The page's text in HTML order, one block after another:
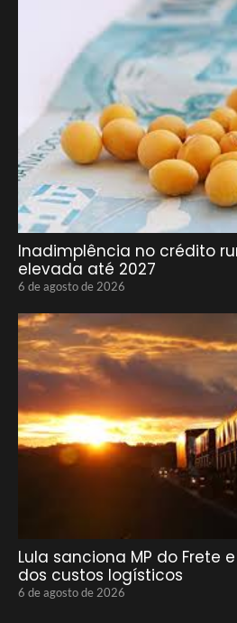
Inadimplência no crédito
elevada até 2027
6 de agosto de 2026
Lula sanciona MP do Frete
dos custos logísticos
6 de agosto de 2026